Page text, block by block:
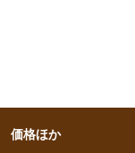
価格ほか